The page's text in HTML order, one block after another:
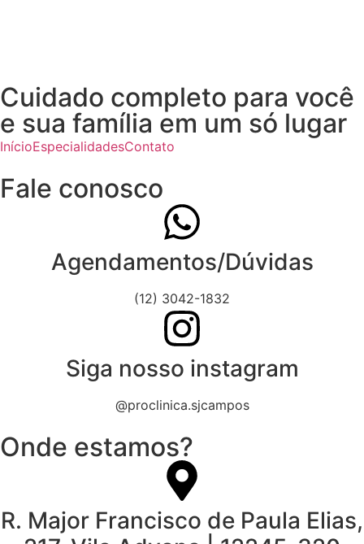
Cuidado completo para você
e sua família em um só lugar
InícioEspecialidadesContato
Fale conosco
Agendamentos/Dúvidas
(12) 3042-1832
Siga nosso instagram
@proclinica.sjcampos
Onde estamos?
R. Major Francisco de Paula Elias,